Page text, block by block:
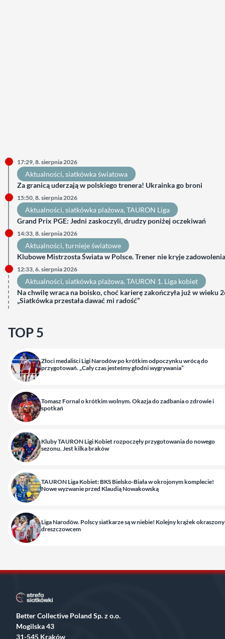
17:29, 8. sierpnia 2026
Aktualności, siatkówka światowa
Za granicą uderzają w polskiego trenera! Ukrainka go broni
15:50, 8. sierpnia 2026
Aktualności, siatkówka plażowa, TAURON Liga
Grand Prix PGE: Jedni zaskoczyli, drudzy poniżej oczekiwań
14:33, 8. sierpnia 2026
Aktualności, turnieje światowe
Klubowe Mistrzosta Świata w Polsce. Trener nie kryje zadowolenia
12:33, 6. sierpnia 2026
Aktualności, siatkówka plażowa, TAURON 1. Liga kobiet
Na chwilę wraca na boisko, choć karierę zakończyła już w wieku
„Siatkówka przestała dawać mi radość”
TOP 5
Złoci medaliści Ligi Narodów po krótkim odpoczynku wrócą do
przygotowań. „Cały czas jesteśmy głodni wygrywania”
Tomasz Fornal o krótkim wolnym. Okazja do zadbania o zdrowie i
spotkań
Kluby TAURON Ligi Kobiet rozpoczęły przygotowania do nowego
sezonu. Jest kilka braków
TAURON Liga Kobiet: BKS Bielsko-Biała w okrojonym komplecie!
Nowe wyzwanie przed Klaudią Nowakowską
Liga Narodów. Polscy siatkarze są w niebie! Kolejny krążek okraszony
dreszczowcem
Better Collective Poland Sp. z o.o.
Mogilska 43
31-545 Kraków